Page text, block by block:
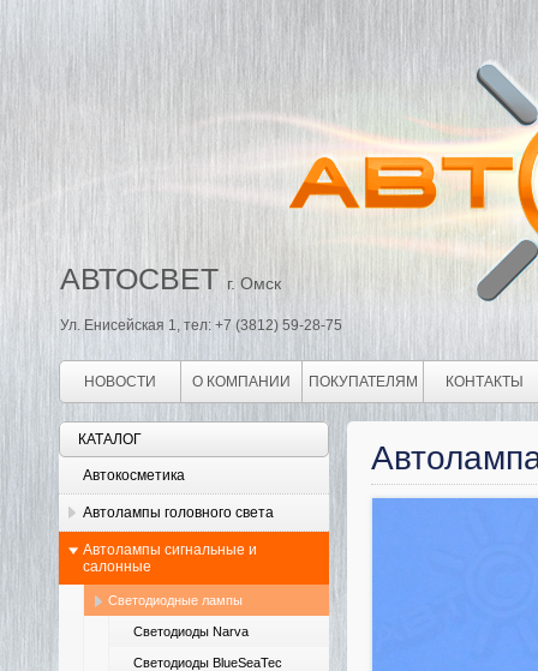
АВТОСВЕТ г. Омск
Ул. Енисейская 1, тел: +7 (3812) 59-28-75
НОВОСТИ О КОМПАНИИ ПОКУПАТЕЛЯМ КОНТАКТЫ
КАТАЛОГ
Автокосметика
Автолампы головного света
Автолампы сигнальные и
салонные
Светодиодные лампы
Светодиоды Narva
Светодиоды BlueSeaTec